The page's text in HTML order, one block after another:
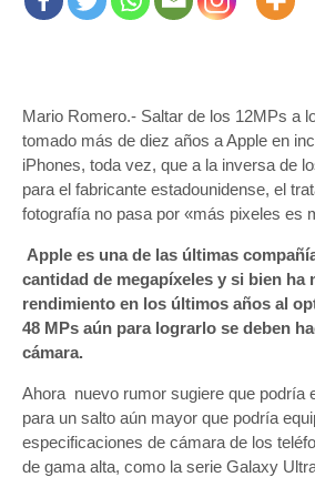
Mario Romero.- Saltar de los 12MPs a
tomado más de diez años a Apple en
iPhones, toda vez, que a la inversa de
para el fabricante estadounidense, el
fotografía no pasa por «más pixeles es
Apple es una de las últimas
cantidad de megapíxeles y si bien ha
rendimiento en los últimos años al
48 MPs aún para lograrlo se deben
cámara.
Ahora nuevo rumor sugiere que podría
para un salto aún mayor que podría
especificaciones de cámara de los
de gama alta, como la serie Galaxy